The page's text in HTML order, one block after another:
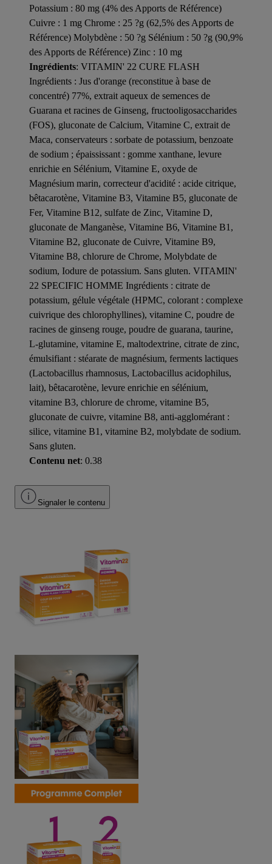
Potassium : 80 mg (4% des Apports de Référence)
Cuivre : 1 mg Chrome : 25 ?g (62,5% des Apports de
Référence) Molybdène : 50 ?g Sélénium : 50 ?g (90,9%
des Apports de Référence) Zinc : 10 mg
Ingrédients: VITAMIN' 22 CURE FLASH
Ingrédients : Jus d'orange (reconstitue à base de
concentré) 77%, extrait aqueux de semences de
Guarana et racines de Ginseng, fructooligosaccharides
(FOS), gluconate de Calcium, Vitamine C, extrait de
Maca, conservateurs : sorbate de potassium, benzoate
de sodium ; épaississant : gomme xanthane, levure
enrichie en Sélénium, Vitamine E, oxyde de
Magnésium marin, correcteur d'acidité : acide citrique,
bêtacarotène, Vitamine B3, Vitamine B5, gluconate de
Fer, Vitamine B12, sulfate de Zinc, Vitamine D,
gluconate de Manganèse, Vitamine B6, Vitamine B1,
Vitamine B2, gluconate de Cuivre, Vitamine B9,
Vitamine B8, chlorure de Chrome, Molybdate de
sodium, Iodure de potassium. Sans gluten. VITAMIN'
22 SPECIFIC HOMME Ingrédients : citrate de
potassium, gélule végétale (HPMC, colorant : complexe
cuivrique des chlorophyllines), vitamine C, poudre de
racines de ginseng rouge, poudre de guarana, taurine,
L-glutamine, vitamine E, maltodextrine, citrate de zinc,
émulsifiant : stéarate de magnésium, ferments lactiques
(Lactobacillus rhamnosus, Lactobacillus acidophilus,
lait), bêtacarotène, levure enrichie en sélénium,
vitamine B3, chlorure de chrome, vitamine B5,
gluconate de cuivre, vitamine B8, anti-agglomérant :
silice, vitamine B1, vitamine B2, molybdate de sodium.
Sans gluten.
Contenu net: 0.38
Signaler le contenu